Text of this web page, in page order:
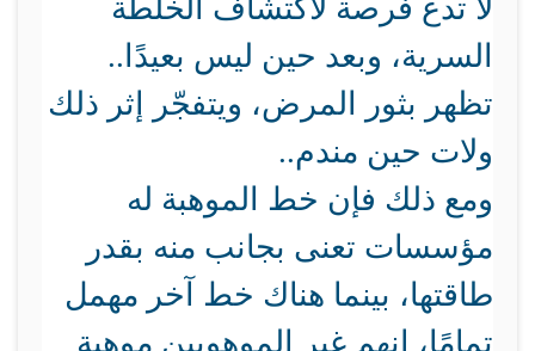
لا تدع فرصة لاكتشاف الخلطة
السرية، وبعد حين ليس بعيدًا..
تظهر بثور المرض، ويتفجّر إثر ذلك
ولات حين مندم..
ومع ذلك فإن خط الموهبة له
مؤسسات تعنى بجانب منه بقدر
طاقتها، بينما هناك خط آخر مهمل
تمامًا، إنهم غير الموهوبين موهبة